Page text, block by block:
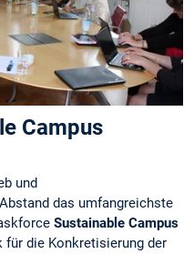
Campus
und
das umfangreichste
Sustainable Campus
für die Konkretisierung der